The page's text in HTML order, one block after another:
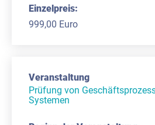
999,00 Euro
Prüfung von
Systemen